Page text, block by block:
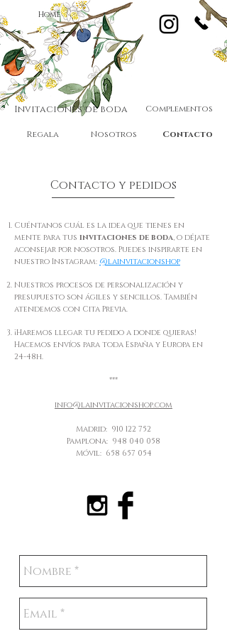
Home
Invitaciones de boda
Regala Nosotros
Complementos
Contacto
Contacto y pedidos
Cuéntanos cuál es la idea que tienes en
mente para tus invitaciones de boda, o déjate
aconsejar por nosotros. Puedes inspirarte en
nuestro Instagram: @lainvitacionshop
Nuestros procesos de personalización y
presupuesto son ágiles y sencillos. También
atendemos con Cita Previa.
¡Haremos llegar tu pedido a donde quieras!
Hacemos envíos para toda España y Europa en
24-48h.
***
info@lainvitacionshop.com
Madrid: 910 122 752
Pamplona: 948 040 058
Móvil: 658 657 054